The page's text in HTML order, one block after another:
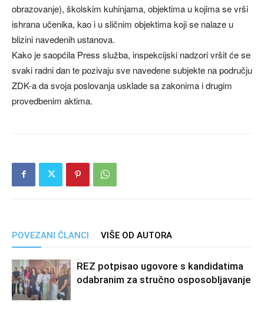
obrazovanje), školskim kuhinjama, objektima u kojima se vrši
ishrana učenika, kao i u sličnim objektima koji se nalaze u
blizini navedenih ustanova.
Kako je saopćila Press služba, inspekcijski nadzori vršit će se
svaki radni dan te pozivaju sve navedene subjekte na području
ZDK-a da svoja poslovanja usklade sa zakonima i drugim
provedbenim aktima.
POVEZANI ČLANCI VIŠE OD AUTORA
REZ potpisao ugovore s kandidatima
odabranim za stručno osposobljavanje